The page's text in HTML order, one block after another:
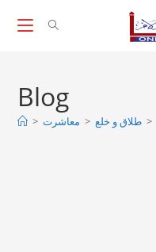
Blog
> معاشرت > طلاق و خلع >